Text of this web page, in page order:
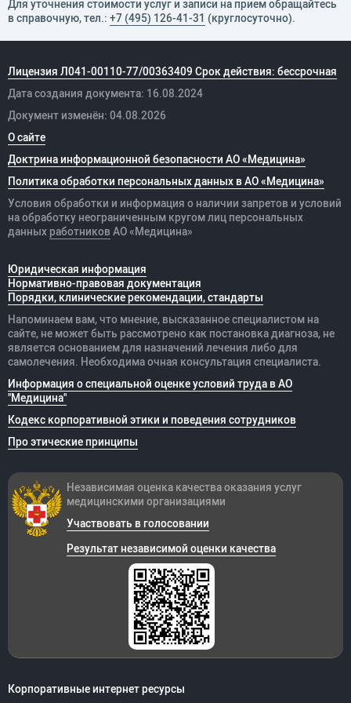
Обладатель патента на изобретение «Способ
прогнозирования риска возникновения
остеоартроза у лиц с гипермобильностью
суставов».
Соавтор Федерального руководства для врачей:
«Дисплазия соединительной ткани в практике
врачей первичного звена здравоохранения», 2016
г.
Автор монографии «Синдром гипермобильности
суставов: эпидемиология, патогенез, диагностика,
тактика ведения пациентов в амбулаторной
S. 88, LAMBERT Academic Publishing.
Победитель конкурса «Лучший молодой ученый
России», 2015 г.
Победитель всероссийского конкурса У.М.Н.И.К.,
грант Фонда малых форм предпринимательства в
научно-технической сфере, 2014 г.
Лауреат конкурса молодых ученых РАН «11
Международного интернет-конгресса», Москва,
Победитель конкурса на лучшую клиническую
работу, 2015 г.
Победитель конкурса стендовых докладов и
литературных обзоров молодых ученых, г. Омск,
PR -терапия RegenLab (Швейцария), 2024 г.
Head to Toe, Emirates Society for rheumatology
Для уточнения стоимости услуг и записи на прием обращайтесь
в справочную, тел.: +7 (495) 126-41-31 (круглосуточно).
Лицензия Л041-00110-77/00363409 Срок действия: бессрочная
Дата создания документа: 16.08.2024
Документ изменён: 04.08.2026
О сайте
Доктрина информационной безопасности АО «Медицина»
Политика обработки персональных данных в АО «Медицина»
Условия обработки и информация о наличии запретов и условий
на обработку неограниченным кругом лиц персональных
данных работников АО «Медицина»
Юридическая информация
Нормативно-правовая документация
Порядки, клинические рекомендации, стандарты
Напоминаем вам, что мнение, высказанное специалистом на
сайте, не может быть рассмотрено как постановка диагноза, не
является основанием для назначений лечения либо для
самолечения. Необходима очная консультация специалиста.
Информация о специальной оценке условий труда в АО
"Медицина"
Кодекс корпоративной этики и поведения сотрудников
Про этические принципы
Корпоративные интернет ресурсы
Независимая оценка качества оказания услуг
медицинскими организациями
Участвовать в голосовании
Результат независимой оценки качества